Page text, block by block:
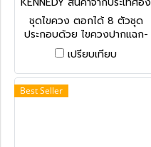
กฤษ KEN-572-9870K
ชุดไขควง ตอกได้ 8 ตัวชุด
ประกอบด้วย ไขควงปากแฉก-
ปากแบน Kennedy ‘Hi-Grip’
Screwdriver Sets
เปรียบเทียบ
Best Seller